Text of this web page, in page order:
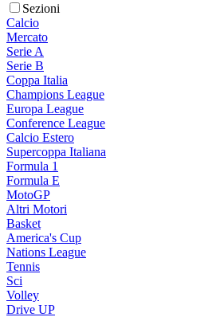
Sezioni
Calcio
Mercato
Serie A
Serie B
Coppa Italia
Champions League
Europa League
Conference League
Calcio Estero
Supercoppa Italiana
Formula 1
Formula E
MotoGP
Altri Motori
Basket
America's Cup
Nations League
Tennis
Sci
Volley
Drive UP